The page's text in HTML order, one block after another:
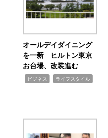
オールデイダイニング
を一新 ヒルトン東京
お台場、改装進む
ビジネス ライフスタイル